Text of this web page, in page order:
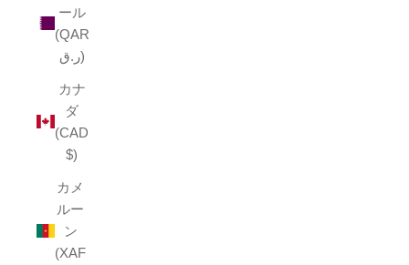
ール
(QAR
ر.ق)
カナ
ダ
(CAD
$)
カメ
ルー
ン
(XAF